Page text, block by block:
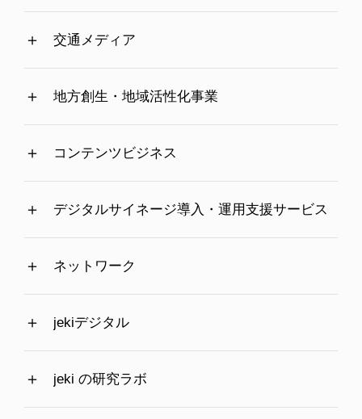
交通メディア
地方創生・地域活性化事業
コンテンツビジネス
デジタルサイネージ導入・運用支援サービス
ネットワーク
jekiデジタル
jeki の研究ラボ